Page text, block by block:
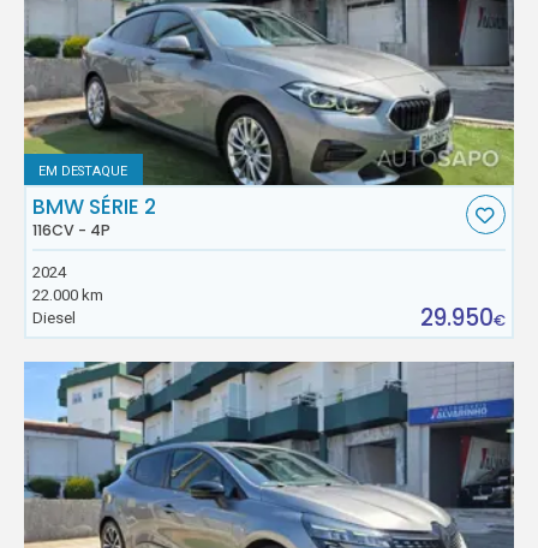
EM DESTAQUE
BMW SÉRIE 2
116CV - 4P
2024
22.000 km
Diesel
29.950€